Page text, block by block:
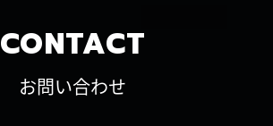
CONTACT
お問い合わせ